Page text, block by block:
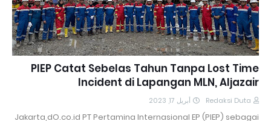
PIEP Catat Sebelas Tahun Tanpa Lost Time
Incident di Lapangan MLN, Aljazair
Redaksi Duta أبريل 17, 2023
Jakarta,dO.co.id PT Pertamina Internasional EP (PIEP) sebagai